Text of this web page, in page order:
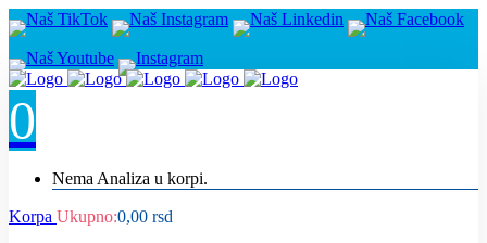
0
Nema Analiza u korpi.
Korpa Ukupno:0,00 rsd